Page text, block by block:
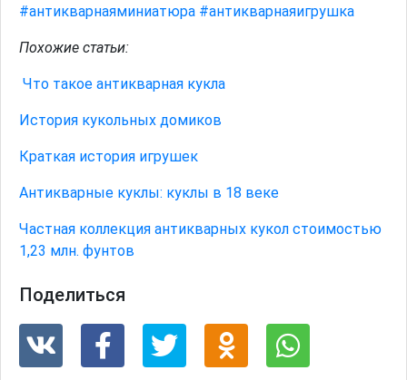
#антикварнаяминиатюра #антикварнаяигрушка
Похожие статьи:
Что такое антикварная кукла
История кукольных домиков
Краткая история игрушек
Антикварные куклы: куклы в 18 веке
Частная коллекция антикварных кукол стоимостью
1,23 млн. фунтов
Поделиться